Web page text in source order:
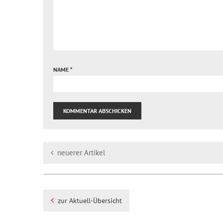
NAME *
neuerer Artikel
zur Aktuell-Übersicht